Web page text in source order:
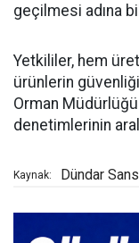
geçilmesi adına
Yetkililer, hem
ürünlerin
Orman
denetimlerinin
Kaynak: Dündar